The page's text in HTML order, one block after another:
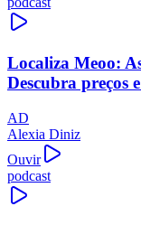
Localiza Meoo:
Descubra preços
AD
Alexia Diniz
Ouvir
podcast